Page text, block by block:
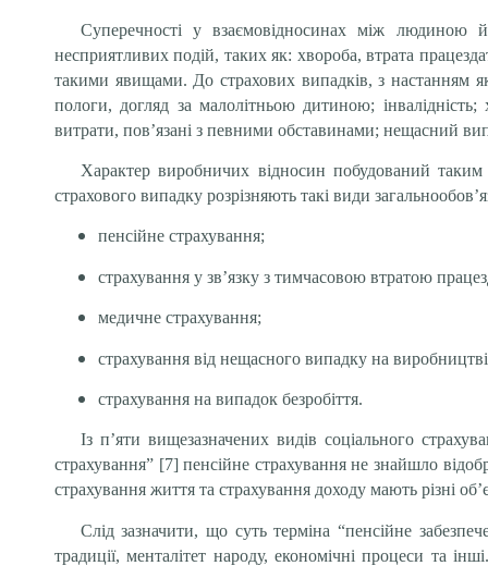
Суперечності у взаємовідносинах між людиною
несприятливих подій, таких як: хвороба, втрата
такими явищами. До страхових випадків, з настанням
пологи, догляд за малолітньою дитиною; інвалідність;
витрати, пов’язані з певними обставинами; нещасний
Характер виробничих відносин побудований
страхового випадку розрізняють такі види
пенсійне страхування;
страхування у зв’язку з тимчасовою втратою
медичне страхування;
страхування від нещасного випадку на
страхування на випадок безробіття.
Із п’яти вищезазначених видів соціального
страхування” [7] пенсійне страхування не знайшло
страхування життя та страхування доходу мають різні
Слід зазначити, що суть терміна “пенсійне
традиції, менталітет народу, економічні процеси та